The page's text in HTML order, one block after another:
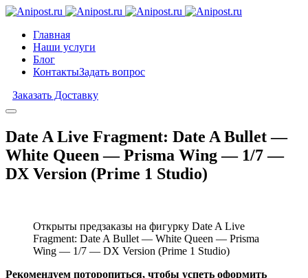
Главная
Наши услуги
Блог
КонтактыЗадать вопрос
Заказать Доставку
Date A Live Fragment: Date A Bullet —
White Queen — Prisma Wing — 1/7 —
DX Version (Prime 1 Studio)
Открыты предзаказы на фигурку Date A Live
Fragment: Date A Bullet — White Queen — Prisma
Wing — 1/7 — DX Version (Prime 1 Studio)
Рекомендуем поторопиться, чтобы успеть оформить